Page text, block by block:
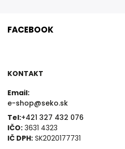
FACEBOOK
KONTAKT
Email:
e-shop@seko.sk
Tel:+421 327 432 076
IČO: 3631 4323
IČ DPH: SK2020177731